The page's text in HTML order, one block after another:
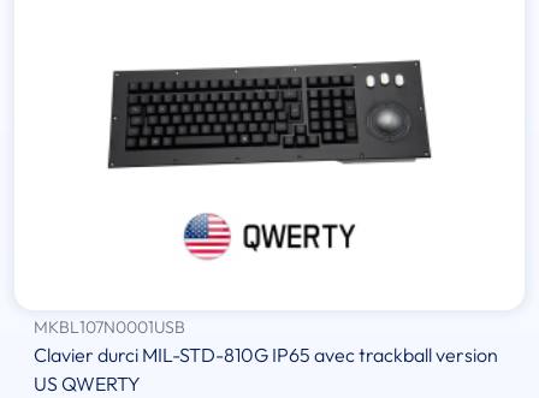
MKBL107N0001USB
Clavier durci MIL-STD-810G IP65 avec trackball version
US QWERTY